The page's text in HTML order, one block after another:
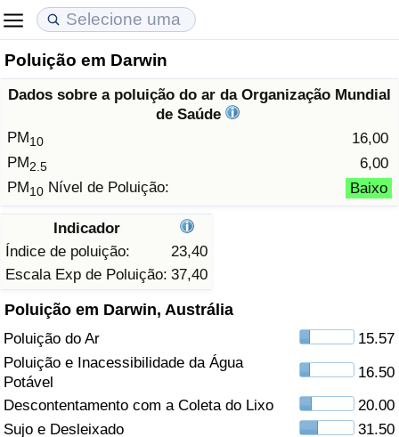
Poluição em Darwin
Dados sobre a poluição do ar da Organização Mundial
de Saúde
PM10
16,00
PM2.5
6,00
PM10 Nível de Poluição: Baixo
Indicador
Índice de poluição:
23,40
Escala Exp de Poluição: 37,40
Poluição em Darwin, Austrália
Poluição do Ar
15.57
Poluição e Inacessibilidade da Água
Potável
16.50
Descontentamento com a Coleta do Lixo
20.00
Sujo e Desleixado
31.50
Custo de Vida
Indicador de Custo de Vida (Atual)
Indicador de Custo de Vida
em Aqaba
Preços de Imóveis
Indicador de Preços de Imóveis (Atual)
Indicador de Preços de Imóveis
Qualidade de Vida
Indicador de Qualidade de Vida
Indicador de Qualidade de Vida (Atual)
Crime
Taxa do Indicador de Crime (Atual)
Indicador de Crime
Índice de criminalidade por país
Saúde